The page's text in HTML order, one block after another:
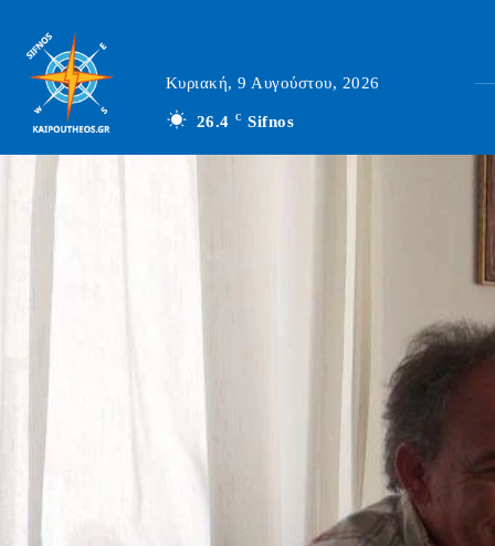
Κυριακή, 9 Αυγούστου, 2026
26.4 C Sifnos